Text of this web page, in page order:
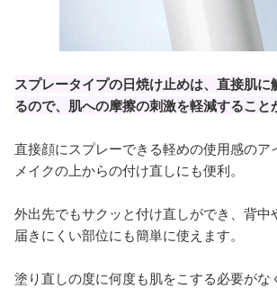
スプレータイプの日焼け止めは、直接肌に
るので、肌への摩擦の刺激を軽減すること
直接顔にスプレーできる軽めの使用感のア
メイクの上からの付け直しにも便利。
外出先でもサクッと付け直しができ、背中
届きにくい部位にも簡単に使えます。
塗り直しの度に何度も肌をこする必要がな